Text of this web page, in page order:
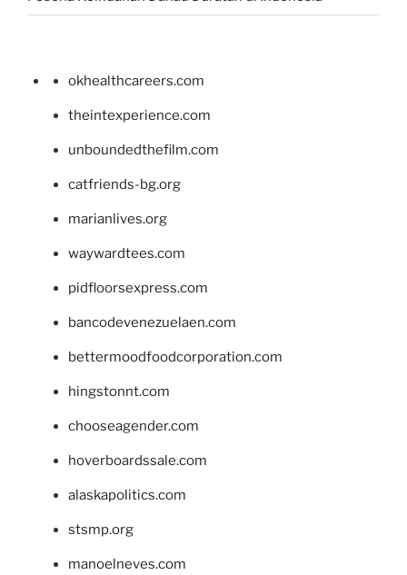
okhealthcareers.com
theintexperience.com
unboundedthefilm.com
catfriends-bg.org
marianlives.org
waywardtees.com
pidfloorsexpress.com
bancodevenezuelaen.com
bettermoodfoodcorporation.com
hingstonnt.com
chooseagender.com
hoverboardssale.com
alaskapolitics.com
stsmp.org
manoelneves.com